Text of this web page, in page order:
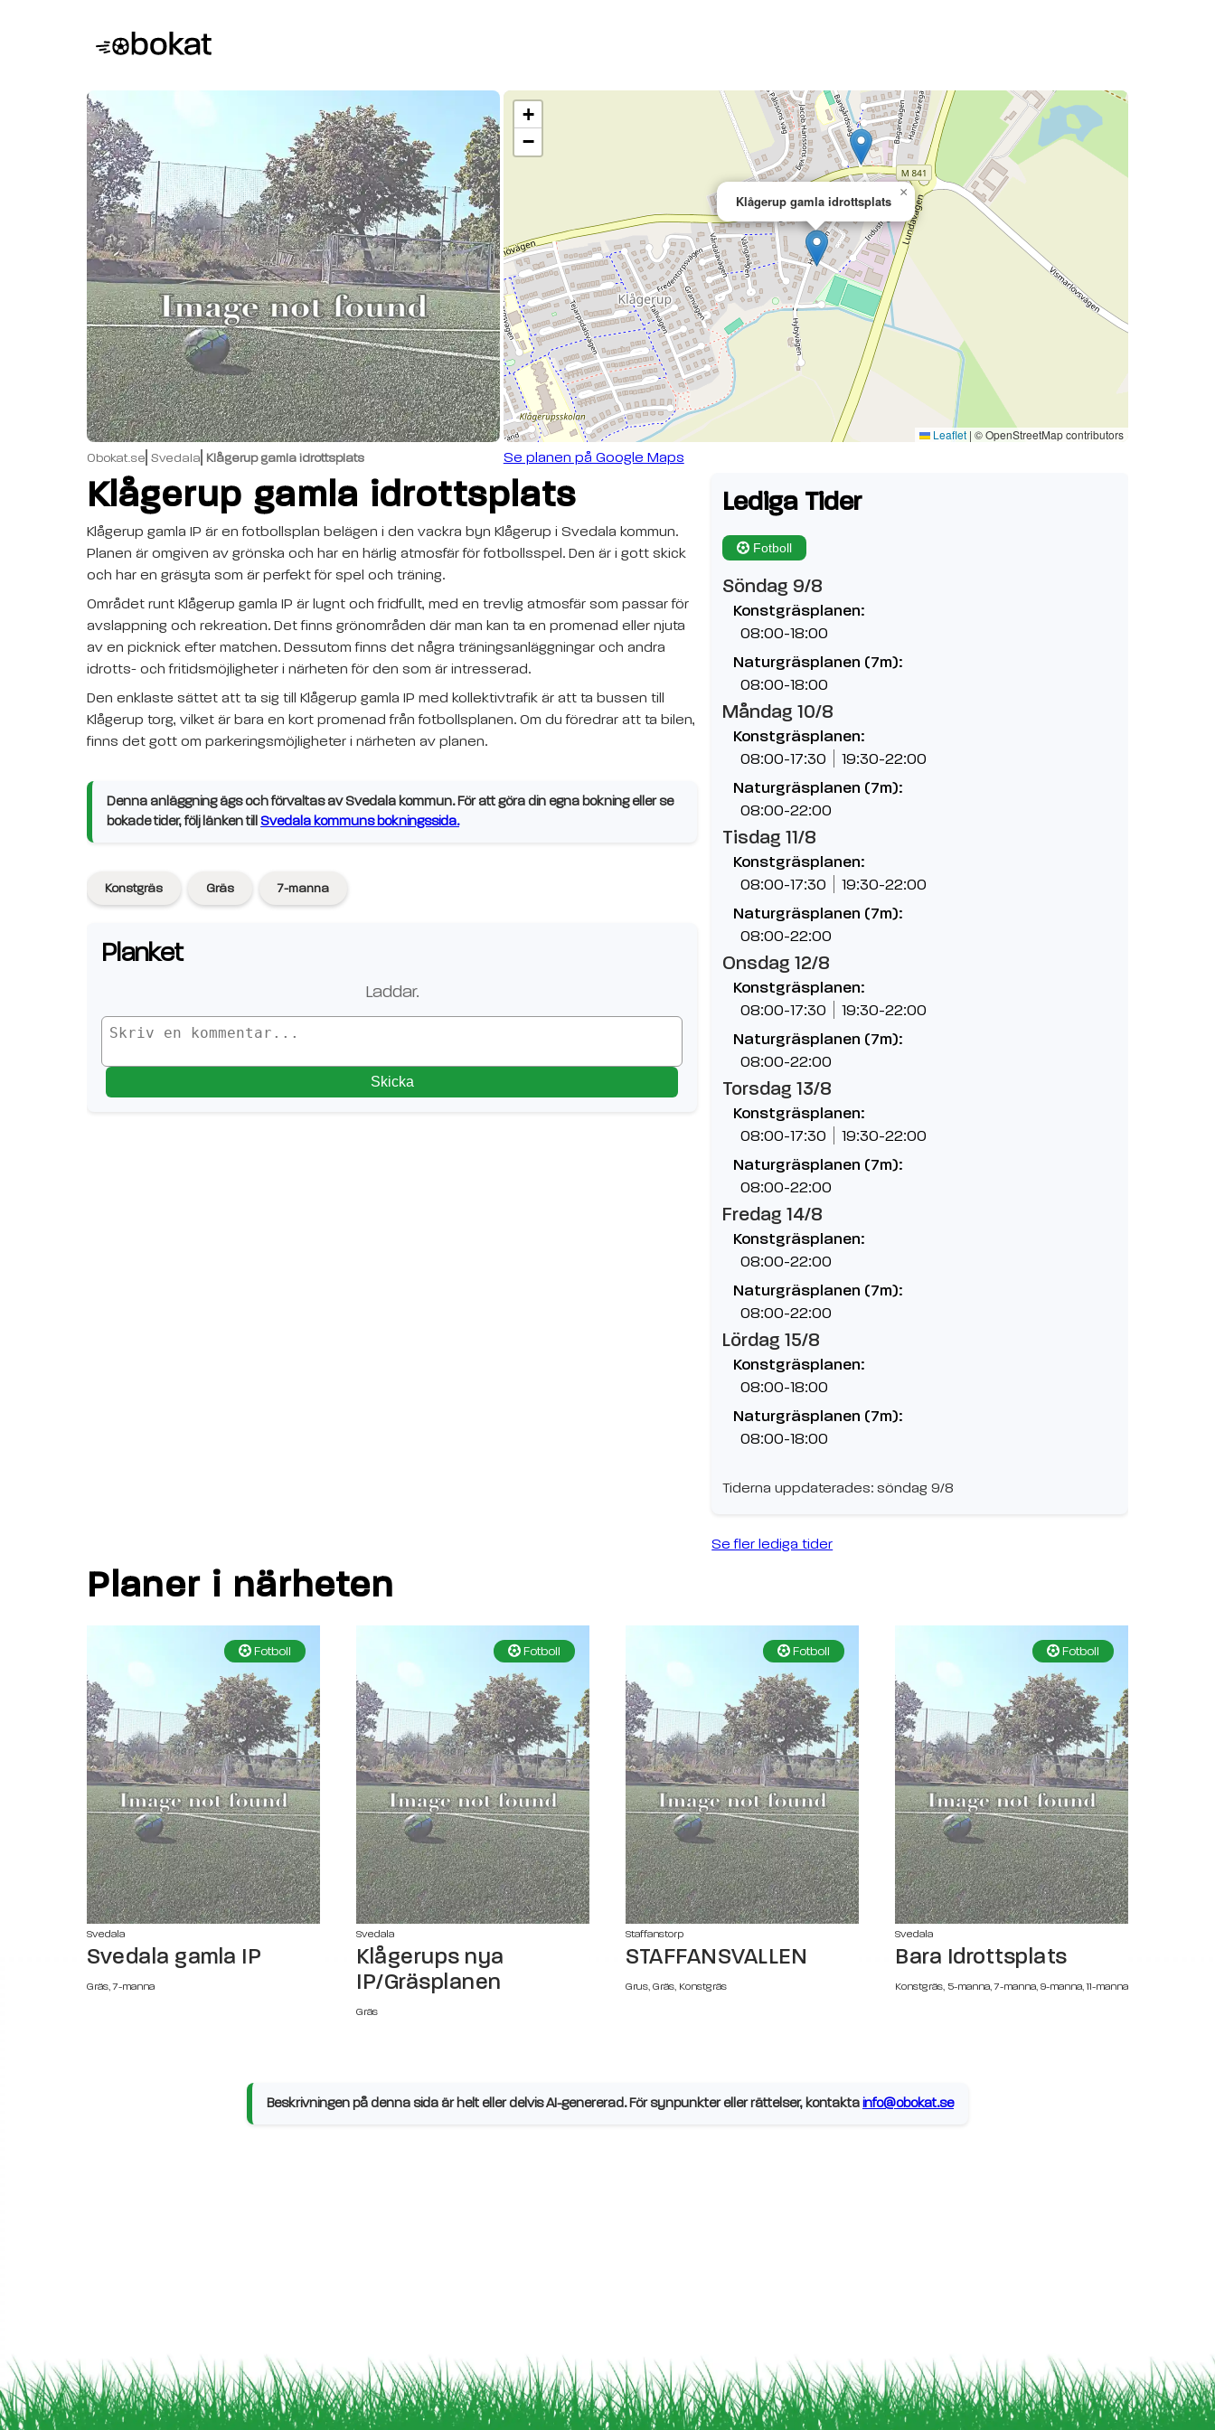
Klågerup gamla idrottsplats
×
+
−
Leaflet | © OpenStreetMap contributors
Obokat.se Svedala Klågerup gamla idrottsplats Se planen på Google Maps
Klågerup gamla idrottsplats
Klågerup gamla IP är en fotbollsplan belägen i den vackra byn Klågerup i Svedala kommun.
Planen är omgiven av grönska och har en härlig atmosfär för fotbollsspel. Den är i gott skick
och har en gräsyta som är perfekt för spel och träning.
Området runt Klågerup gamla IP är lugnt och fridfullt, med en trevlig atmosfär som passar för
avslappning och rekreation. Det finns grönområden där man kan ta en promenad eller njuta
av en picknick efter matchen. Dessutom finns det några träningsanläggningar och andra
idrotts- och fritidsmöjligheter i närheten för den som är intresserad.
Den enklaste sättet att ta sig till Klågerup gamla IP med kollektivtrafik är att ta bussen till
Klågerup torg, vilket är bara en kort promenad från fotbollsplanen. Om du föredrar att ta bilen,
finns det gott om parkeringsmöjligheter i närheten av planen.
Denna anläggning ägs och förvaltas av Svedala kommun. För att göra din egna bokning eller se
bokade tider, följ länken till Svedala kommuns bokningssida.
Lediga Tider
Fotboll
Söndag 9/8
Konstgräsplanen:
08:00-18:00
Naturgräsplanen (7m):
08:00-18:00
Måndag 10/8
Konstgräsplanen:
08:00-17:30 19:30-22:00
Naturgräsplanen (7m):
08:00-22:00
Tisdag 11/8
Konstgräsplanen:
08:00-17:30 19:30-22:00
Naturgräsplanen (7m):
08:00-22:00
Onsdag 12/8
Konstgräsplanen:
08:00-17:30 19:30-22:00
Naturgräsplanen (7m):
08:00-22:00
Torsdag 13/8
Konstgräsplanen:
08:00-17:30 19:30-22:00
Naturgräsplanen (7m):
08:00-22:00
Fredag 14/8
Konstgräsplanen:
08:00-22:00
Naturgräsplanen (7m):
08:00-22:00
Lördag 15/8
Konstgräsplanen:
08:00-18:00
Naturgräsplanen (7m):
08:00-18:00
Tiderna uppdaterades: söndag 9/8
Se fler lediga tider
Konstgräs Gräs 7-manna
Planket
Laddar.
Skicka
Planer i närheten
Fotboll
Svedala
Svedala gamla IP
Gräs, 7-manna
Fotboll
Svedala
Klågerups nya
IP/Gräsplanen
Gräs
Fotboll
Staffanstorp
STAFFANSVALLEN
Grus, Gräs, Konstgräs
Fotboll
Svedala
Bara Idrottsplats
Konstgräs, 5-manna, 7-manna, 9-manna, 11-manna
Beskrivningen på denna sida är helt eller delvis AI-genererad. För synpunkter eller rättelser, kontaktainfo@obokat.se